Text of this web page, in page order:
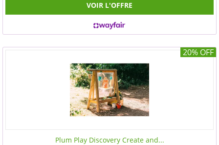
VOIR L'OFFRE
20% OFF
Plum Play Discovery Create and...